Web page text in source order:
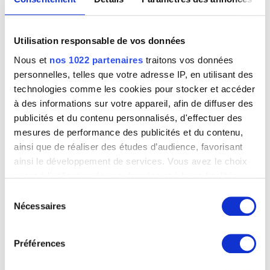
Utilisation responsable de vos données
Nous et nos 1022 partenaires traitons vos données
personnelles, telles que votre adresse IP, en utilisant des
technologies comme les cookies pour stocker et accéder
à des informations sur votre appareil, afin de diffuser des
publicités et du contenu personnalisés, d'effectuer des
mesures de performance des publicités et du contenu,
ainsi que de réaliser des études d’audience, favorisant
ainsi le développement de services. Vous avez le choix
quant à l'utilisation de vos données et à leurs finalités.
tout moment en consultant la Déclaration relative aux
cookies ou en cliquant sur l'icône de confidentialité.
Si vous le permettez, nous aimerions également :
Nécessaires
Préférences